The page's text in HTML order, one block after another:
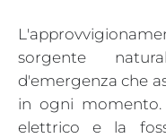
sorgente
d'emergenza che
in ogni
elettrico e la